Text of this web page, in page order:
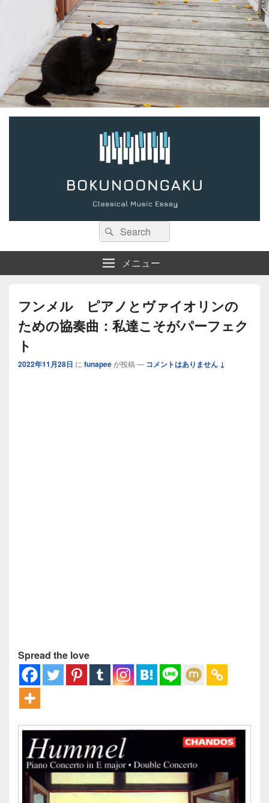
検
索:
検
索
メニュー
フンメル ピアノとヴァイオリンの
ための協奏曲：私達こそがパーフェク
ト
2022年11月28日 に funapeeが投稿 — コメントはありません ↓
Spread the love